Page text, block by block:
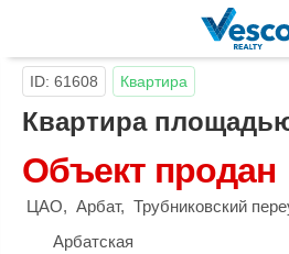
ID: 61608 Квартира
Квартира
Объект продан
ЦАО, Арбат, Трубниковский
Арбатская